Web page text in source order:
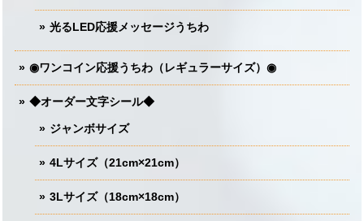
光るLED応援メッセージうちわ
◉ワンコイン応援うちわ（レギュラーサイズ）◉
◆オーダー文字シール◆
ジャンボサイズ
4Lサイズ（21cm×21cm）
3Lサイズ（18cm×18cm）